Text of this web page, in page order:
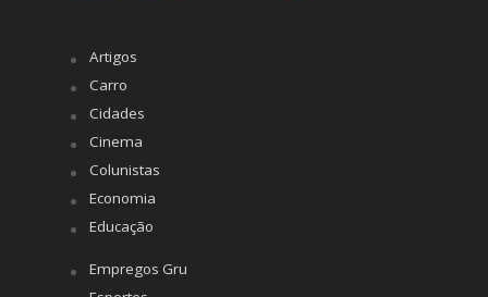
Artigos
Carro
Cidades
Cinema
Colunistas
Economia
Educação
Empregos Gru